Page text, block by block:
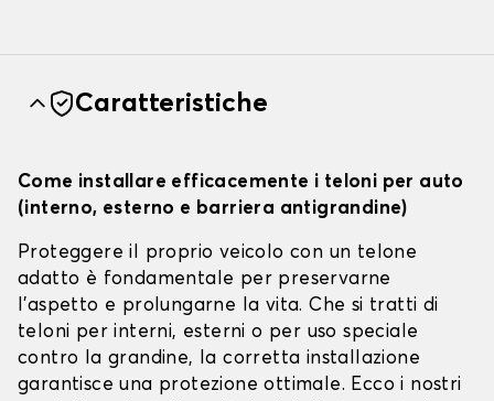
Caratteristiche
Come installare efficacemente i teloni per auto
(interno, esterno e barriera antigrandine)
Proteggere il proprio veicolo con un telone
adatto è fondamentale per preservarne
l'aspetto e prolungarne la vita. Che si tratti di
teloni per interni, esterni o per uso speciale
contro la grandine, la corretta installazione
garantisce una protezione ottimale. Ecco i nostri